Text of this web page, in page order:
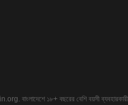
১৮+ বছরের বেশি বয়সী